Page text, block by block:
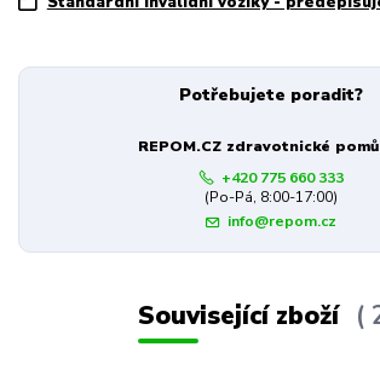
Potřebujete poradit?
REPOM.CZ zdravotnické
+420 775 660 333
(Po-Pá, 8:00-17:00)
info@repom.cz
Související zboží